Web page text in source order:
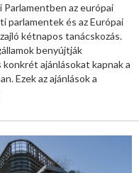
Parlamentben az európai
parlamentek és az Európai
kétnapos tanácskozás.
benyújtják
ajánlásokat kapnak a
Ezek az ajánlások a